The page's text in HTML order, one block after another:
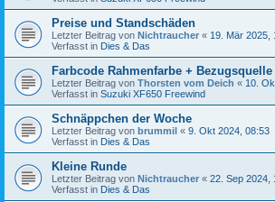
Preise und Standschäden
Letzter Beitrag von Nichtraucher « 19. Mär 2025,
Verfasst in Dies & Das
Farbcode Rahmenfarbe + Bezugsquelle
Letzter Beitrag von Thorsten vom Deich « 10.
Verfasst in Suzuki XF650 Freewind
Schnäppchen der Woche
Letzter Beitrag von brummil « 9. Okt 2024, 08:53
Verfasst in Dies & Das
Kleine Runde
Letzter Beitrag von Nichtraucher « 22. Sep 2024,
Verfasst in Dies & Das